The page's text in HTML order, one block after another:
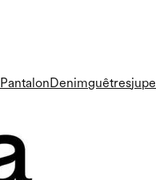
PantalonDenimguêtresjupe